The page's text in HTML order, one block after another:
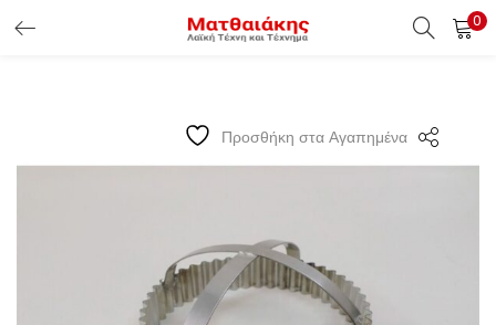
0
Προσθήκη στα Αγαπημένα
ΕΊΣΟΔΟΣ ΠΕΛΑΤΏΝ
Υπενθύμιση κωδικού